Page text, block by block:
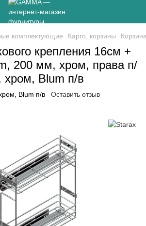
комплектующие Карго, корзины
крепления 16см +
200 мм, хром, права п/
хром, Blum п/в
Blum п/в Оставить отзыв